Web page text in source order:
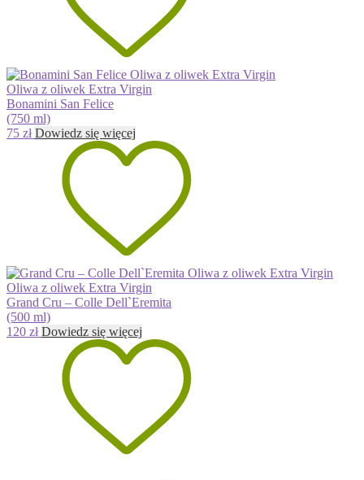
Oliwa z oliwek Extra Virgin
Bonamini San Felice
(750 ml)
75 zł Dowiedz się więcej
Oliwa z oliwek Extra Virgin
Grand Cru – Colle Dell`Eremita
(500 ml)
120 zł Dowiedz się więcej